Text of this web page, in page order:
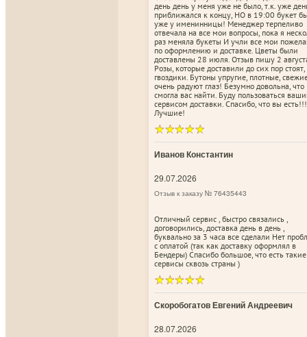
день день у меня уже не было, т.к. уже
приближался к концу, НО в 19:00 букет
уже у именинницы! Менеджер терпеливо
отвечала на все мои вопросы, пока я
раз меняла букеты И учли все мои
по оформлению и доставке. Цветы были
доставлены 28 июля. Отзыв пишу 2
Розы, которые доставили до сих пор стоят,
гвоздики. Бутоны упругие, плотные,
очень радуют глаз! Безумно довольна, что
смогла вас найти. Буду пользоваться
сервисом доставки. Спасибо, что вы есть!!!
Лучшие!
Иванов Константин
29.07.2026
Отзыв к заказу № 76435443
Отличный сервис , быстро связались ,
договорились, доставка день в день ,
буквально за 3 часа все сделали Нет
с оплатой (так как доставку оформлял в
Бендеры) Спасибо большое, что есть такие
сервисы сквозь страны )
Скоробогатов Евгений Андреевич
28.07.2026